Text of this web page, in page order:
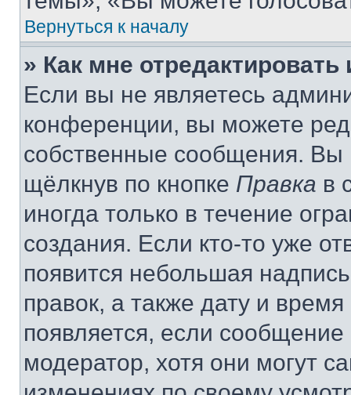
Вернуться к началу
» Как мне
Если вы не являетесь
конференции, вы можете
собственные сообщения. Вы
щёлкнув по кнопке Правка в
иногда только в течение
создания. Если кто-то уже
появится небольшая
правок, а также дату и
появляется, если
модератор, хотя они могут